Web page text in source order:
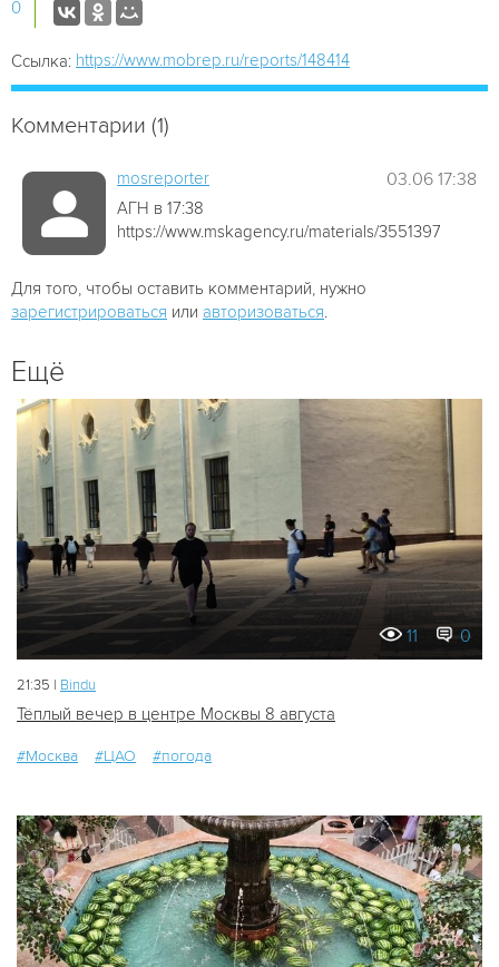
0
Ссылка: https://www.mobrep.ru/reports/148414
Комментарии (1)
mosreporter 03.06 17:38
АГН в 17:38
https://www.mskagency.ru/materials/3551397
Для того, чтобы оставить комментарий, нужно
зарегистрироваться или авторизоваться
Ещё
11 0
21:35 | Bindu
Тёплый вечер в центре Москвы 8 августа
#Москва #ЦАО #погода